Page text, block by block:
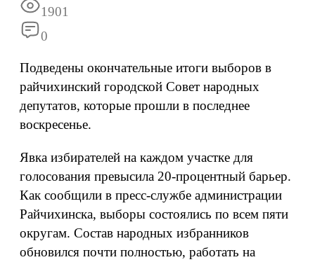
1901
0
Подведены окончательные итоги выборов в
райчихинский городской Совет народных
депутатов, которые прошли в последнее
воскресенье.
Явка избирателей на каждом участке для
голосования превысила 20-процентный барьер.
Как сообщили в пресс-службе администрации
Райчихинска, выборы состоялись по всем пяти
округам. Состав народных избранников
обновился почти полностью, работать на